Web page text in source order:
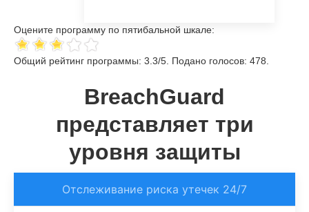
Оцените программу по пятибальной шкале:
Общий рейтинг программы: 3.3/5. Подано голосов: 478.
BreachGuard
представляет три
уровня защиты
Отслеживание риска утечек 24/7